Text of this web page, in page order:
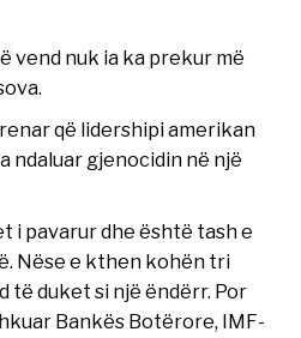
vend nuk ia ka prekur më
që lidershipi amerikan
ndaluar gjenocidin në një
i pavarur dhe është tash e
Nëse e kthen kohën tri
të duket si një ëndërr. Por
Bankës Botërore, IMF-